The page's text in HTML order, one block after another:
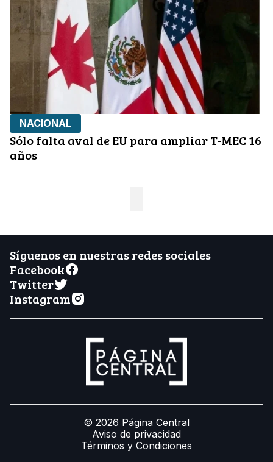
NACIONAL
Sólo falta aval de EU para ampliar T-MEC 16
años
Síguenos en nuestras redes sociales
Facebook
Twitter
Instagram
© 2026 Página Central
Aviso de privacidad
Términos y Condiciones